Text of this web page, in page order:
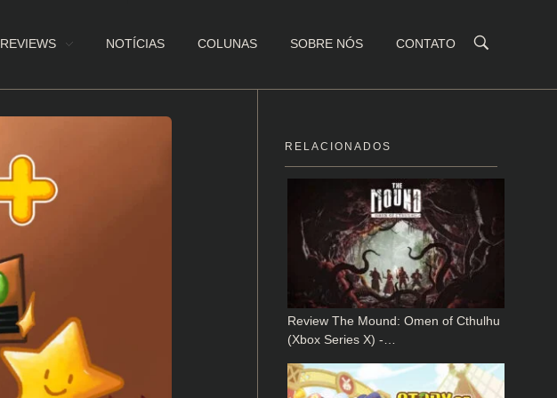
REVIEWS NOTÍCIAS COLUNAS SOBRE NÓS CONTATO
RELACIONADOS
Review The Mound: Omen of Cthulhu
(Xbox Series X) -…